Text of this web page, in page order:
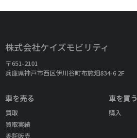
株式会社ケイズモビリティ
〒651-2101
兵庫県神戸市西区伊川谷町布施畑834-6 2F
車を売る
買取
買取実績
委託販売
車を買う
購入